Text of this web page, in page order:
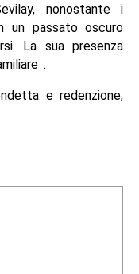
nonostante i
un passato oscuro
La sua presenza
.
e redenzione,